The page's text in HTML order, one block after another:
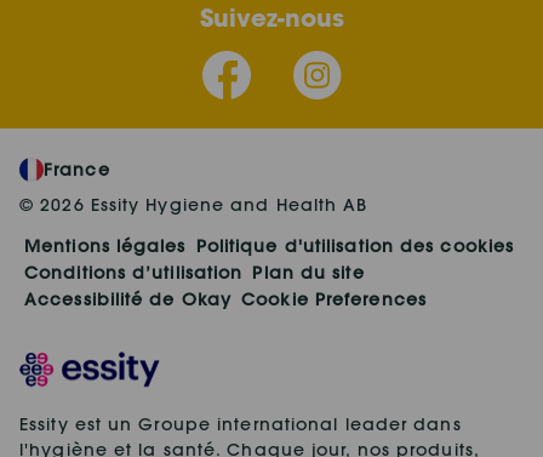
Suivez-nous
France
© 2026 Essity Hygiene and Health AB
Mentions légales
Politique d'utilisation des cookies
Conditions d’utilisation Plan du site
Accessibilité de Okay Cookie Preferences
Essity est un Groupe international leader dans
l'hygiène et la santé. Chaque jour, nos produits,